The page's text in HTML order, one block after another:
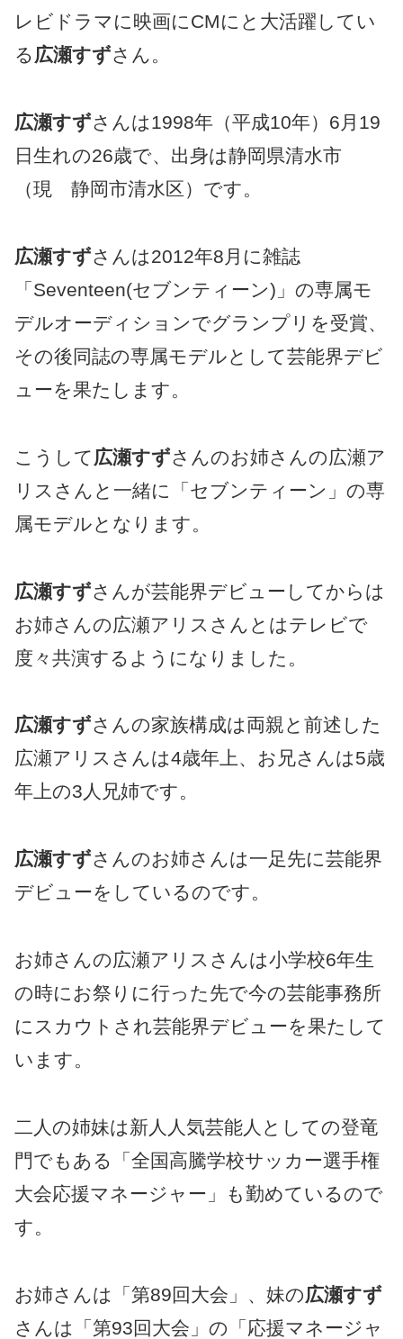
レビドラマに映画にCMにと大活躍してい
る 広瀬すずさん。
広瀬すずさんは1998年（平成10年）6月19
日生れの26歳で、出身は静岡県清水市
（現 静岡市清水区）です。
広瀬すずさんは2012年8月に雑誌
「Seventeen(セブンティーン)」の専属モ
デルオーディションでグランプリを受賞、
その後同誌の専属モデルとして芸能界デビ
ューを果たします。
こうして 広瀬すずさんのお姉さんの広瀬ア
リスさんと一緒に「セブンティーン」の専
属モデルとなります。
広瀬すずさんが芸能界デビューしてからは
お姉さんの広瀬アリスさんとはテレビで
度々共演するようになりました。
広瀬すずさんの家族構成は両親と前述した
広瀬アリスさんは4歳年上、お兄さんは5歳
年上の3人兄姉です。
広瀬すずさんのお姉さんは一足先に芸能界
デビューをしているのです。
お姉さんの広瀬アリスさんは小学校6年生
の時にお祭りに行った先で今の芸能事務所
にスカウトされ芸能界デビューを果たして
います。
二人の姉妹は新人人気芸能人としての登竜
門でもある「全国高騰学校サッカー選手権
大会応援マネージャー」も勤めているので
す。
お姉さんは「第89回大会」、妹の広瀬すず
さんは「第93回大会」の「応援マネージャ